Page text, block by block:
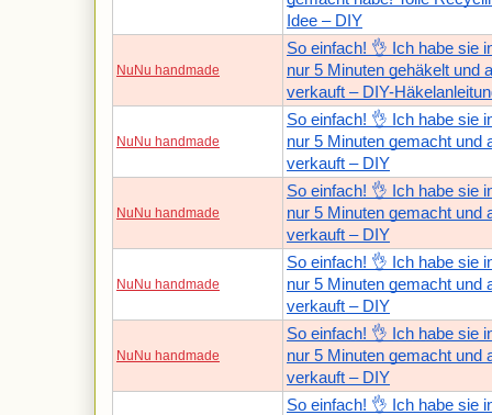
Idee – DIY
NuNu handmade
So einfach! 👌 Ich habe sie
nur 5 Minuten gehäkelt und
verkauft – DIY-
NuNu handmade
So einfach! 👌 Ich habe sie
nur 5 Minuten gemacht und
verkauft – DIY
NuNu handmade
So einfach! 👌 Ich habe sie
nur 5 Minuten gemacht und
verkauft – DIY
NuNu handmade
So einfach! 👌 Ich habe sie
nur 5 Minuten gemacht und
verkauft – DIY
NuNu handmade
So einfach! 👌 Ich habe sie
nur 5 Minuten gemacht und
verkauft – DIY
So einfach! 👌 Ich habe sie